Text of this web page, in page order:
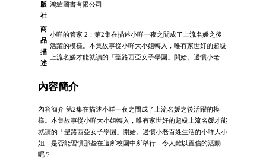
版
社
鴻緯圖書有限公司
商
品
描
述
小咩的管家 2：第2集在描述小咩一夜之間成了上流名媛之後
活躍的模樣。本集故事從小咩大小姐轉入，唯有家世好的超級
上流名媛才能就讀的「聖路西亞女子學園」開始。過慣小老
內容簡介
內容簡介 第2集在描述小咩一夜之間成了上流名媛之後活躍的模
樣。本集故事從小咩大小姐轉入，唯有家世好的超級上流名媛才能
就讀的「聖路西亞女子學園」開始。過慣小老百姓生活的小咩大小
姐，是否能習慣那些在這所校園中所舉行，令人難以置信的活動
呢？